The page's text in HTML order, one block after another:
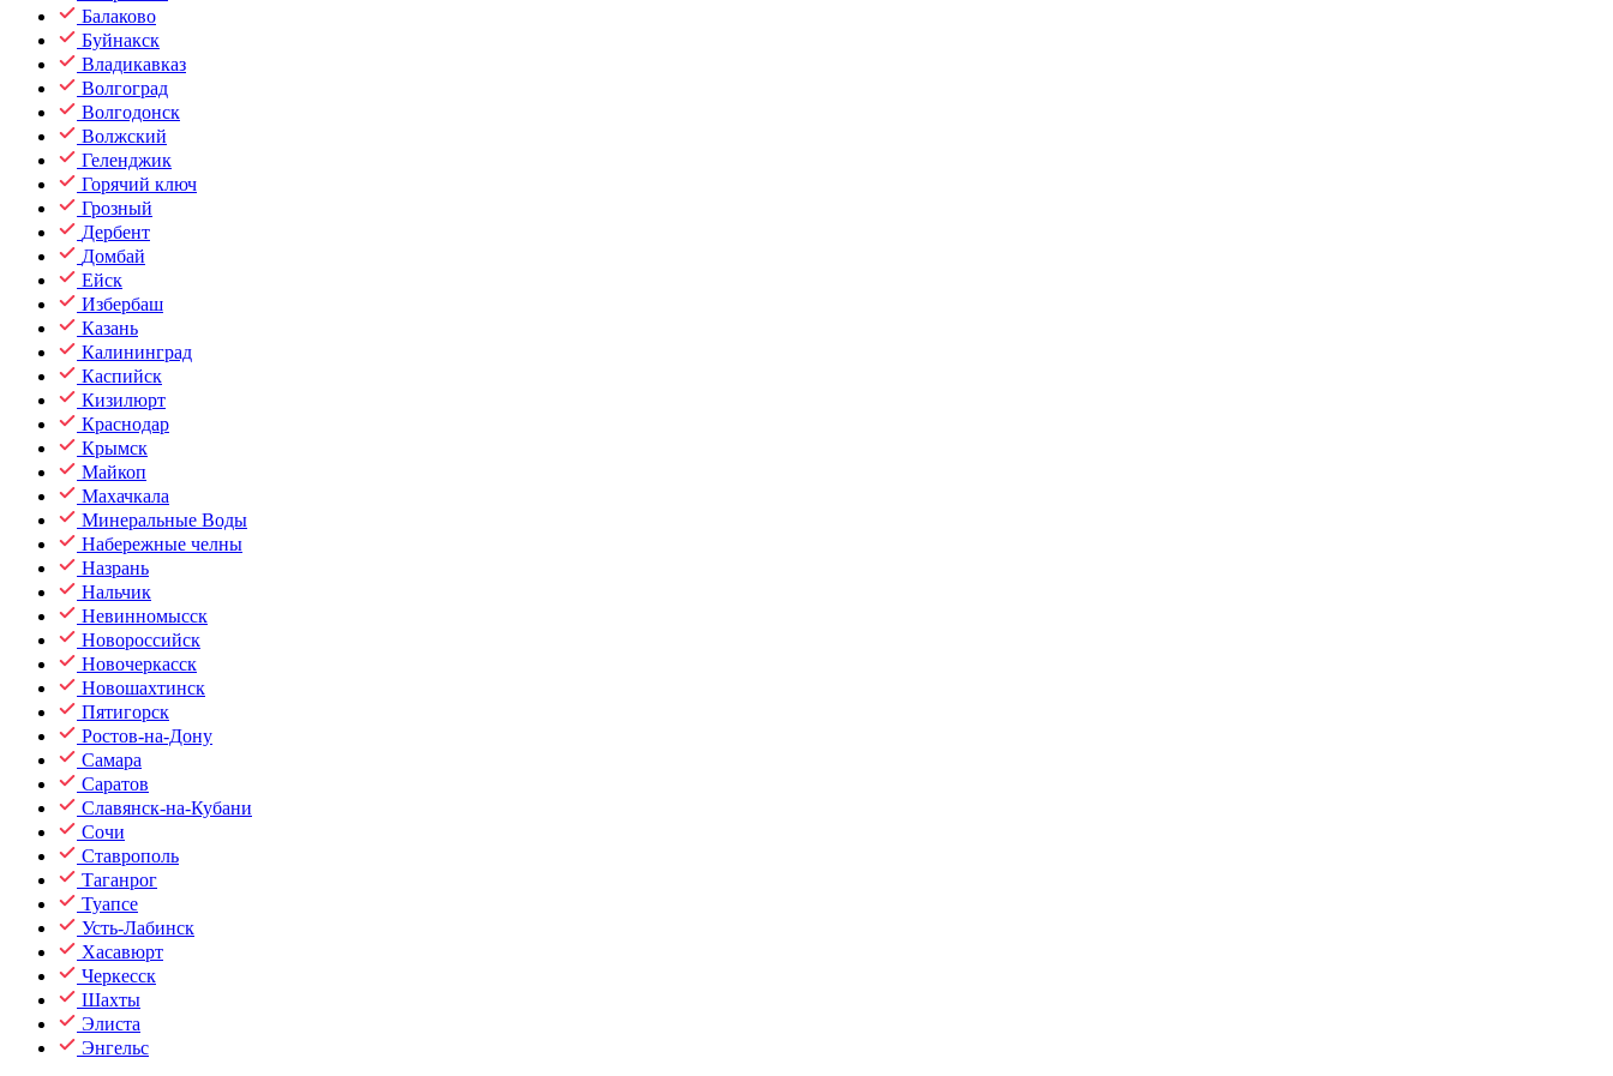
Балаково
Буйнакск
Владикавказ
Волгоград
Волгодонск
Волжский
Геленджик
Горячий ключ
Грозный
Дербент
Домбай
Ейск
Избербаш
Казань
Калининград
Каспийск
Кизилюрт
Краснодар
Крымск
Майкоп
Махачкала
Минеральные Воды
Набережные челны
Назрань
Нальчик
Невинномысск
Новороссийск
Новочеркасск
Новошахтинск
Пятигорск
Ростов-на-Дону
Самара
Саратов
Славянск-на-Кубани
Сочи
Ставрополь
Таганрог
Туапсе
Усть-Лабинск
Хасавюрт
Черкесск
Шахты
Элиста
Энгельс